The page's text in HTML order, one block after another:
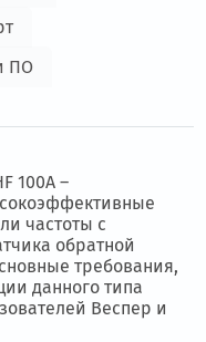
ПО
100A –
частоты с
обратной
требования,
данного типа
Веспер и